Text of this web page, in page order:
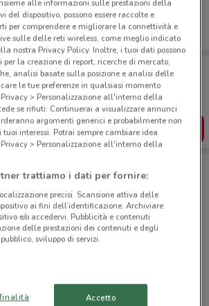
313 m
sempre con te!
le migliori offerte dei negozi vicino a te,
e creare la tua lista del risparmio, comodamente
SCARICA L’APP
a GIOIA TAURO
alle informazioni sulle prestazioni della
del dispositivo, possono essere raccolte e
per comprendere e migliorare la connettività e
sulle delle reti wireless, come meglio indicato
nostra Privacy Policy. Inoltre, i tuoi dati possono
per la creazione di report, ricerche di mercato,
analisi basate sulla posizione e analisi delle
le tue preferenze in qualsiasi momento
> Personalizzazione all'interno della
se rifiuti: Continuerai a visualizzare annunci
argomenti generici e probabilmente non
interessi. Potrai sempre cambiare idea
> Personalizzazione all'interno della
trattiamo i dati per fornire:
precisi. Scansione attiva delle
ai fini dell’identificazione. Archiviare
e/o accedervi. Pubblicità e contenuti
delle prestazioni dei contenuti e degli
sviluppo di servizi.
Accetto